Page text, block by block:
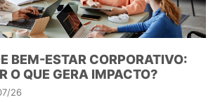
BEM-ESTAR CORPORATIVO:
O QUE GERA IMPACTO?
26